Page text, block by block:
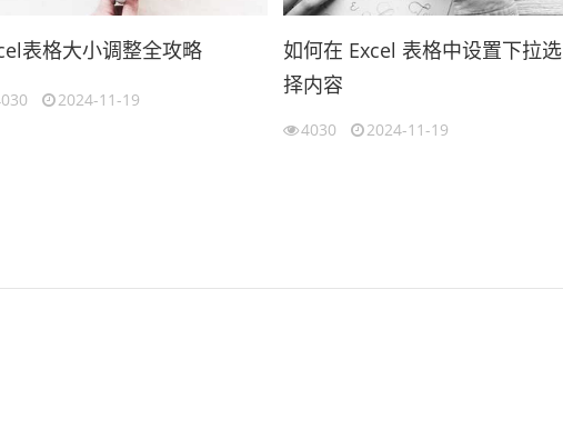
表格大小调整全攻略
2024-11-19
如何在 Excel 表格中设置下拉选
择内容
4030 2024-11-19